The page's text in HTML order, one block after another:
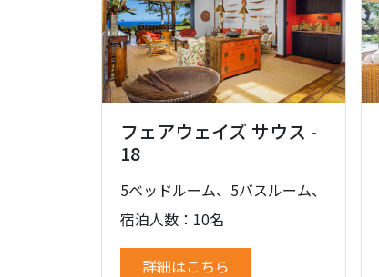
フェアウェイズ サウス -
18
5ベッドルーム、5バスルーム、
宿泊人数：10名
詳細はこちら